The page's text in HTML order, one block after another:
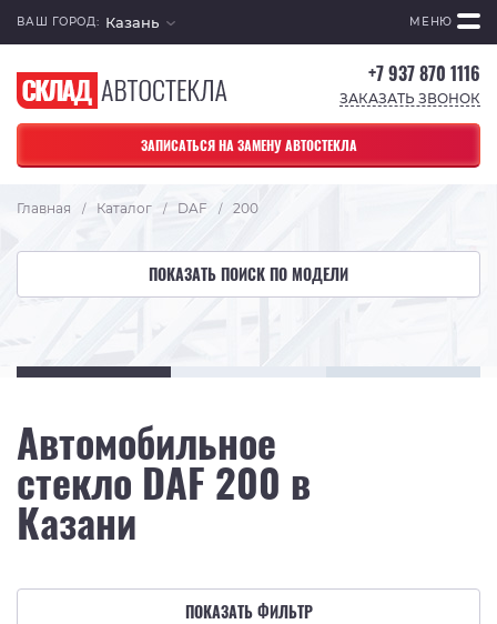
ВАШ ГОРОД: Казань МЕНЮ
+7 937 870 1116
ЗАКАЗАТЬ ЗВОНОК
ЗАПИСАТЬСЯ НА ЗАМЕНУ АВТОСТЕКЛА
Главная / Каталог / DAF / 200
ПОКАЗАТЬ ПОИСК ПО МОДЕЛИ
Автомобильное
стекло DAF 200 в
Казани
ПОКАЗАТЬ ФИЛЬТР